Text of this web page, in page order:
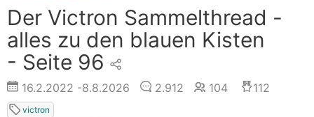
Der Victron Sammelthread -
alles zu den blauen Kisten
- Seite 96
16.2.2022 -8.8.2026 2.912 104 112
victron